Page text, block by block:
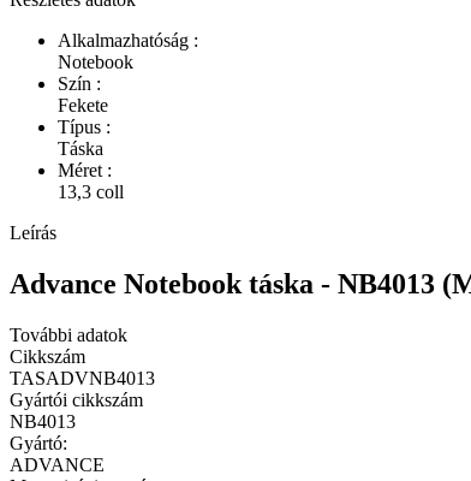
Alkalmazhatóság :
Notebook
Szín :
Fekete
Típus :
Táska
Méret :
13,3 coll
Leírás
Advance Notebook táska - NB4013
További adatok
Cikkszám
TASADVNB4013
Gyártói cikkszám
NB4013
Gyártó:
ADVANCE